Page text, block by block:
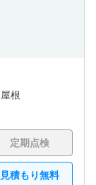
屋根
定期点検
見積もり無料